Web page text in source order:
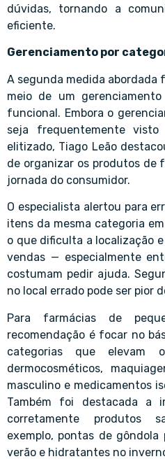
dúvidas, tornando a
eficiente.
Gerenciamento por
A segunda medida abordada
meio de um
funcional. Embora o
seja frequentemente
elitizado, Tiago Leão
de organizar os produtos de
jornada do consumidor.
O especialista alertou para
itens da mesma categoria
o que dificulta a localização
vendas — especialmente
costumam pedir ajuda.
no local errado pode ser pior
Para farmácias de
recomendação é focar no
categorias que elevam
dermocosméticos,
masculino e medicamentos
Também foi destacada a
corretamente produtos
exemplo, pontas de
verão e hidratantes no